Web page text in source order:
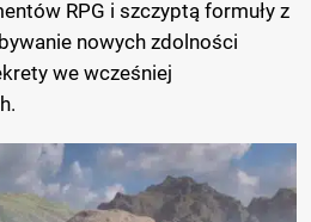
RPG i szczyptą formuły z
nowych zdolności
we wcześniej